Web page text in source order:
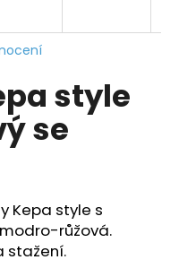
style
se
Kepa style s
růžová.
stažení.